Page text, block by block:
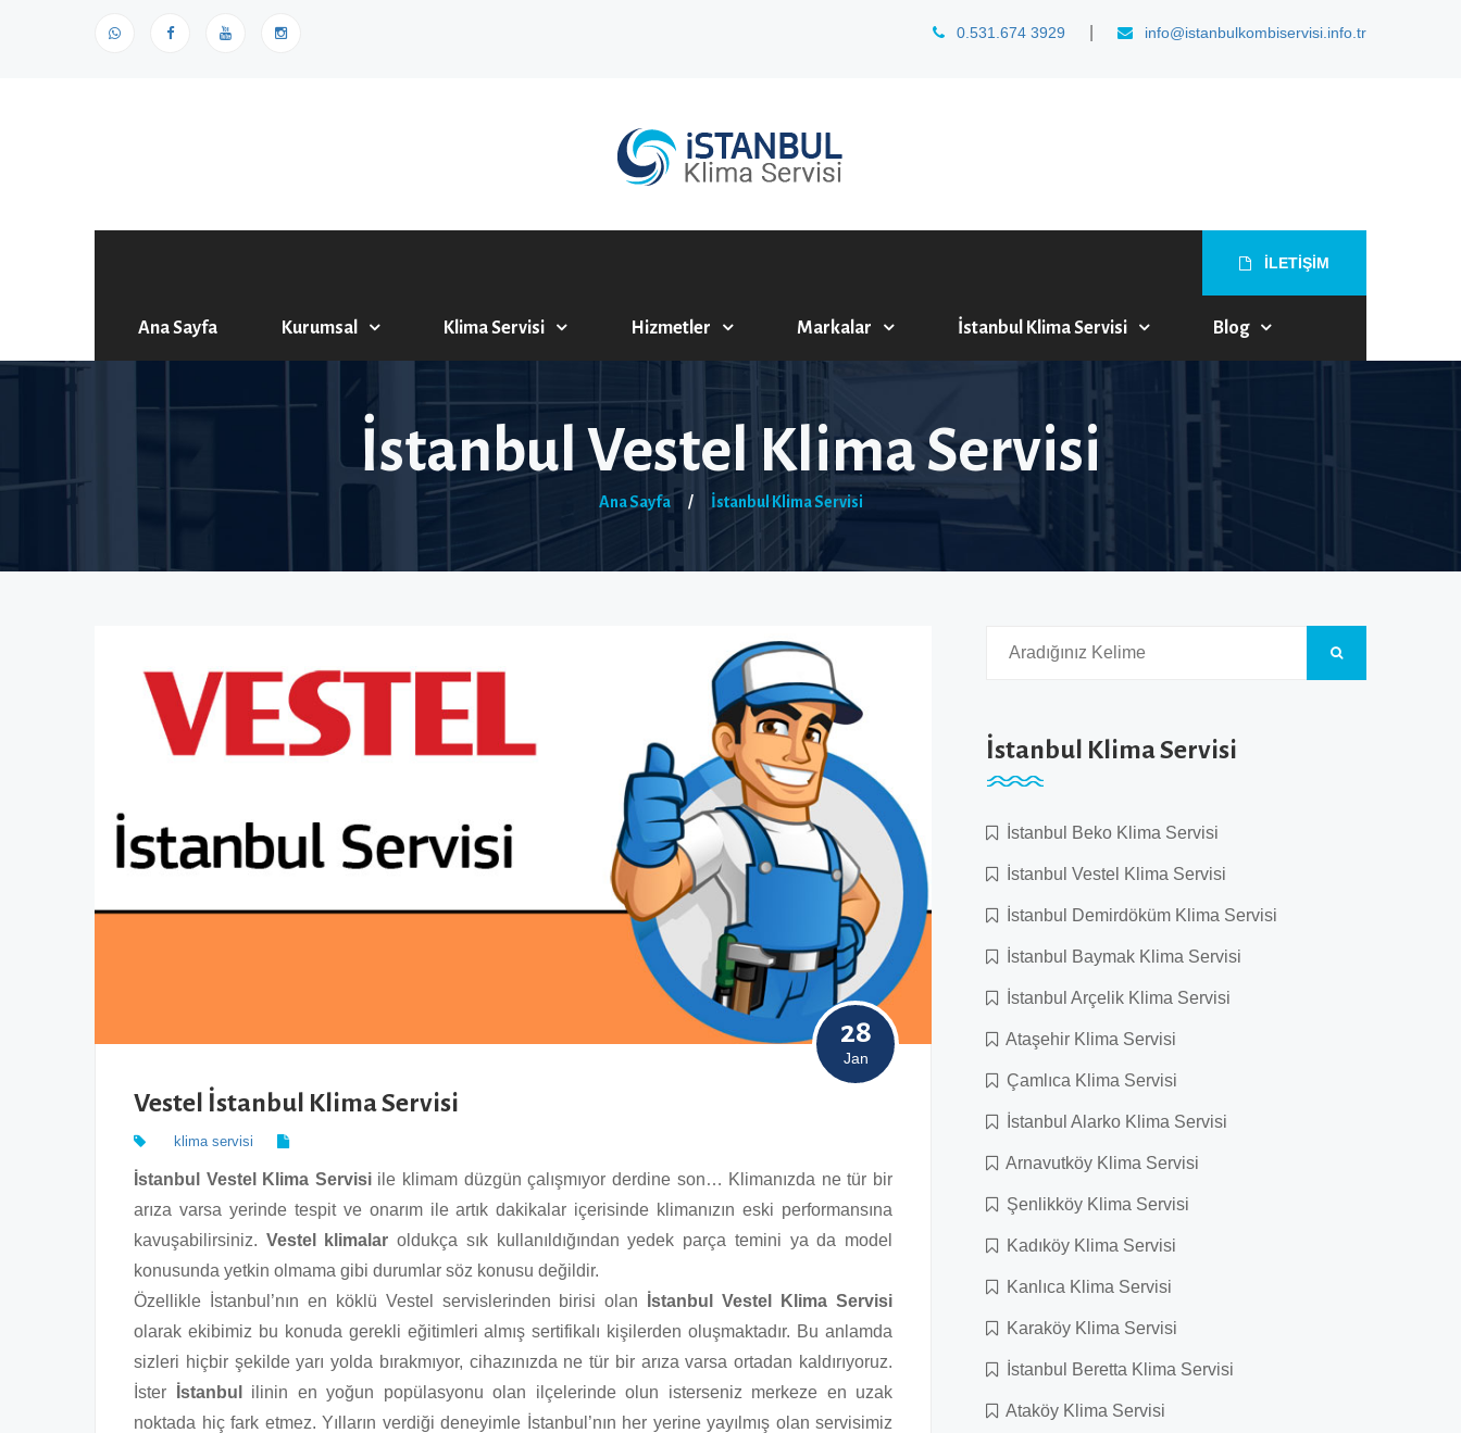
0.531.674 3929 info@istanbulkombiservisi.info.tr
İLETİŞİM
Ana Sayfa Kurumsal Klima Servisi Hizmetler Markalar İstanbul Klima Servisi Blog
İstanbul Vestel Klima Servisi
Ana Sayfa / İstanbul Klima Servisi
28
Jan
Vestel İstanbul Klima Servisi
klima servisi
İstanbul Vestel Klima Servisiile klimam düzgün çalışmıyor derdine son… Klimanızda ne tür bir
arıza varsa yerinde tespit ve onarım ile artık dakikalar içerisinde klimanızın eski performansına
kavuşabilirsiniz. Vestel klimalar oldukça sık kullanıldığından yedek parça temini ya da model
konusunda yetkin olmama gibi durumlar söz konusu değildir.
Özellikle İstanbul’nın en köklü Vestel servislerinden birisi olan
İstanbul Vestel Klima Servisi
olarak ekibimiz bu konuda gerekli eğitimleri almış sertifikalı kişilerden oluşmaktadır. Bu anlamda
sizleri hiçbir şekilde yarı yolda bırakmıyor, cihazınızda ne tür bir arıza varsa ortadan kaldırıyoruz.
İster
İstanbul
ilinin en yoğun popülasyonu olan ilçelerinde olun isterseniz merkeze en uzak
noktada hiç fark etmez. Yılların verdiği deneyimle İstanbul’nın her yerine yayılmış olan servisimiz
İstanbul Klima Servisi
İstanbul Beko Klima Servisi
İstanbul Vestel Klima Servisi
İstanbul Demirdöküm Klima Servisi
İstanbul Baymak Klima Servisi
İstanbul Arçelik Klima Servisi
Ataşehir Klima Servisi
Çamlıca Klima Servisi
İstanbul Alarko Klima Servisi
Arnavutköy Klima Servisi
Şenlikköy Klima Servisi
Kadıköy Klima Servisi
Kanlıca Klima Servisi
Karaköy Klima Servisi
İstanbul Beretta Klima Servisi
Ataköy Klima Servisi